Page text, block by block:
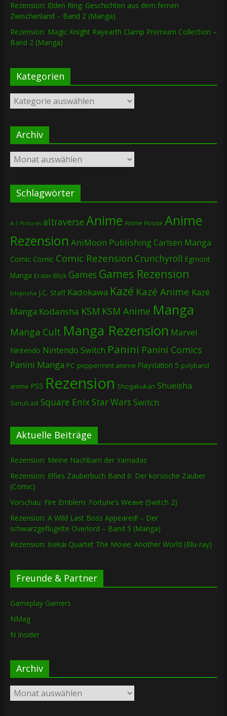
Rezension: Elden Ring: Geschichten aus dem fernen
Zwischenland – Band 2 (Manga)
Rezension: Magic Knight Rayearth Clamp Premium Collection –
Band 2 (Manga)
Kategorien
Kategorien
Archiv
Archiv
Schlagwörter
A-1 Pictures altraverse Anime Anime House Anime
Rezension AniMoon PublishingCarlsen Manga
Comic Comic Comic Rezension Crunchyroll Egmont
Manga Erster Blick Games Games Rezension
Ichijinsha J.C. Staff Kadokawa Kazé Kazé Anime Kazé
Manga Kodansha KSM KSM Anime Manga
Manga Cult Manga Rezension Marvel
Nintendo Nintendo Switch Panini Panini Comics
Panini Manga PC peppermint anime Playstation 5 polyband
anime PS5 Rezension Shogakukan Shueisha
Simulcast Square EnixStar Wars Switch
Aktuelle Beiträge
Rezension: Meine Nachbarn der Yamadas
Rezension: Elfies Zauberbuch Band 6: Der korsische Zauber
(Comic)
Vorschau: Fire Emblem: Fortune’s Weave (Switch 2)
Rezension: A Wild Last Boss Appeared! – Der
schwarzgeflügelte Overlord – Band 5 (Manga)
Rezension: Isekai Quartet The Movie: Another World (Blu-ray)
Freunde & Partner
Gameplay Gamers
NMag
N Insider
Archiv
Archiv